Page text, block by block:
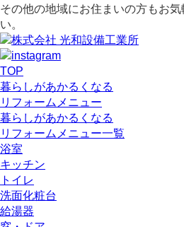
その他の地域にお住まいの方もお
い。
TOP
暮らしがあかるくなる
リフォームメニュー
暮らしがあかるくなる
リフォームメニュー一覧
浴室
キッチン
トイレ
洗面化粧台
給湯器